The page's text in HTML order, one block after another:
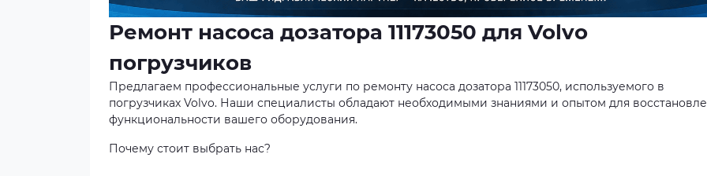
Ремонт насоса дозатора 11173050 для Volvo
погрузчиков
Предлагаем профессиональные услуги по ремонту насоса дозатора 11173050, используемого в
погрузчиках Volvo. Наши специалисты обладают необходимыми знаниями и опытом для
функциональности вашего оборудования.
Почему стоит выбрать нас?